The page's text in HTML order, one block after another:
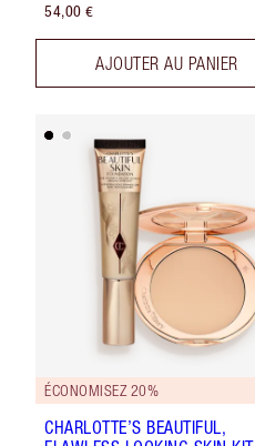
54,00 €
AJOUTER AU PANIER
ÉCONOMISEZ 20%
CHARLOTTE’S BEAUTIFUL,